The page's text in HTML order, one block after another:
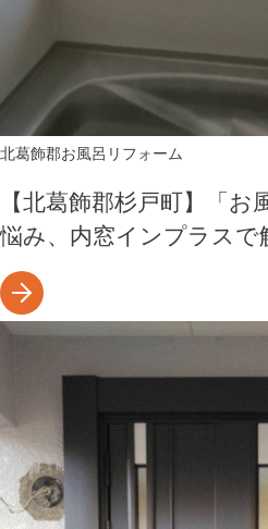
北葛飾郡お風呂リフォーム
【北葛飾郡杉戸町】「
悩み、内窓インプラスで